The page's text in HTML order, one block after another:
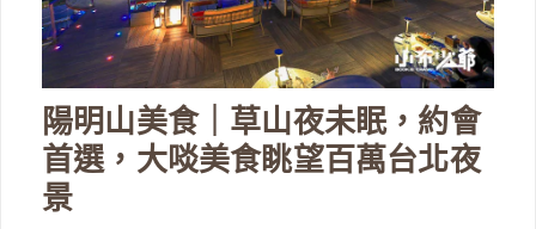
陽明山美食｜草山夜未眠，約會
首選，大啖美食眺望百萬台北夜
景